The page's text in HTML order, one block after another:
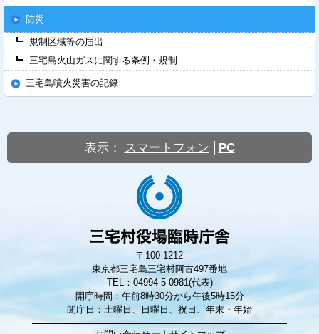
防災
規制区域等の届出
三宅島火山ガスに関する条例・規制
三宅島噴火災害の記録
表示： スマートフォン PC
〒100-1212
東京都三宅島三宅村阿古497番地
TEL：04994-5-0981(代表)
開庁時間：午前8時30分から午後5時15分
閉庁日：土曜日、日曜日、祝日、年末・年始